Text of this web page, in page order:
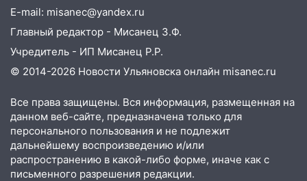
E-mail: misanec@yandex.ru
Главный редактор - Мисанец З.Ф.
Учредитель - ИП Мисанец Р.Р.
© 2014-2026 Новости Ульяновска онлайн misanec.ru
Все права защищены. Вся информация, размещенная на
данном веб-сайте, предназначена только для
персонального пользования и не подлежит
дальнейшему воспроизведению и/или
распространению в какой-либо форме, иначе как с
письменного разрешения редакции.